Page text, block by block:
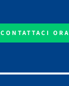
CONTATTACI ORA